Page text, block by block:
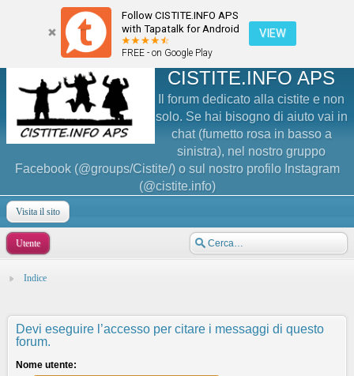
Follow CISTITE.INFO APS
with Tapatalk for Android
FREE - on Google Play
VIEW
CISTITE.INFO APS
Il forum dedicato alla cistite e non
solo. Se hai bisogno di aiuto vai in
chat (fumetto rosa in basso a
sinistra), nel nostro gruppo
Facebook (@groups/Cistite/) o sul nostro profilo Instagram
(@cistite.info)
Visita il sito
Utente
Indice
Devi eseguire l’accesso per citare i messaggi di questo
forum.
Nome utente: